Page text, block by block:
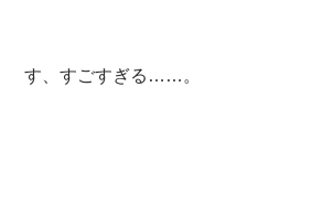
す、すごすぎる……。